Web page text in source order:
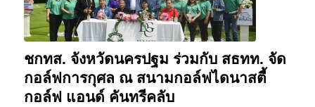
ชกทส. จังหวัดนครปฐม ร่วมกับ สธทท. จัด
กอล์ฟการกุศล ณ สนามกอล์ฟไดนาสตี้
กอล์ฟ แอนด์ คันทรีคลับ